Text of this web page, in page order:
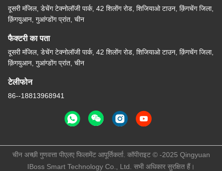
दूसरी मंजिल, डेचेंग टेक्नोलॉजी पार्क, 42 शिलोंग रोड, शिजियाओ टाउन, क़िंगचेंग जिला,
क़िंगयुआन, गुआंग्डोंग प्रांत, चीन
फैक्टरी का पता
दूसरी मंजिल, डेचेंग टेक्नोलॉजी पार्क, 42 शिलोंग रोड, शिजियाओ टाउन, क़िंगचेंग जिला,
क़िंगयुआन, गुआंग्डोंग प्रांत, चीन
टेलीफोन
86--18813968941
चीन अच्छी गुणवत्ता पीएलए फिलामेंट आपूर्तिकर्ता. कॉपीराइट © -2025 Qingyuan
IBoss Smart Technology Co., Ltd. सभी अधिकार सुरक्षित हैं।